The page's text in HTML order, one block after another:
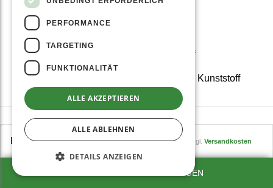
EUR 599,00 469,00 inkl. MwSt., zzgl. Versandkosten
ZUM WARENKORB HINZUFÜGEN
Feinsieb
Grobsieb
Saftbehälter aus BPA-freiem Kunst­stoff
Trester­auffang­behälter aus BPA-freiem Kunst­stoff
Kleine Reinigungs­bürste
Hurom-Rezeptebuch mit 15 Saft­rezepten
SEHR GUT (4.9 / 5)
Bewertungen bei: google.com, idealo.de, shopvote.de ⓘ
Informationen zur Echtheit der Bewertungen
PERFORMANCE
TARGETING
FUNKTIONALITÄT
ALLE AKZEPTIEREN
ALLE ABLEHNEN
DETAILS ANZEIGEN